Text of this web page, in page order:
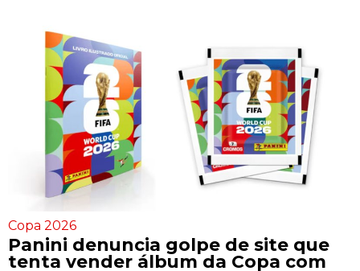
Copa 2026
Panini denuncia golpe de site que
tenta vender álbum da Copa com